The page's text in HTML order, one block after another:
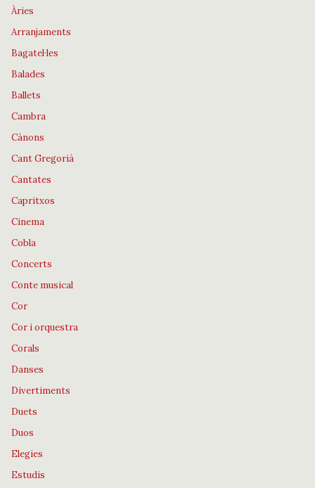
Àries
Arranjaments
Bagatel·les
Balades
Ballets
Cambra
Cànons
Cant Gregorià
Cantates
Capritxos
Cinema
Cobla
Concerts
Conte musical
Cor
Cor i orquestra
Corals
Danses
Divertiments
Duets
Duos
Elegies
Estudis